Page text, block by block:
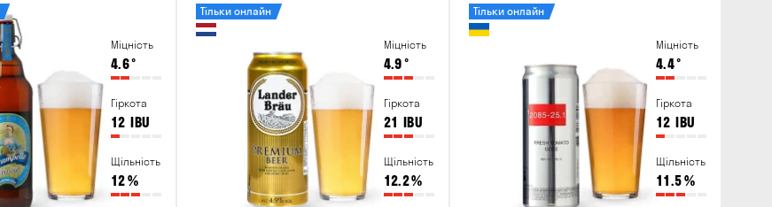
Міцність
4.6°
Гіркота
12 IBU
Щільність
12%
Міцність
4.9°
Гіркота
21 IBU
Щільність
12.2%
Тільки онлайн
Міцність
4.4°
Гіркота
12 IBU
Щільність
11.5%
Тільки онлайн